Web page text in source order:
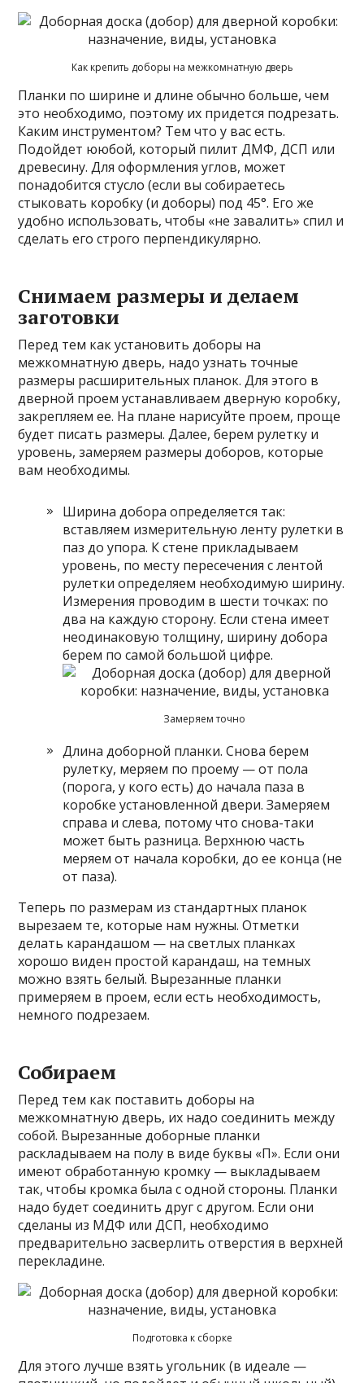
Как крепить доборы на межкомнатную дверь
Планки по ширине и длине обычно больше, чем
это необходимо, поэтому их придется подрезать.
Каким инструментом? Тем что у вас есть.
Подойдет ююбой, который пилит ДМФ, ДСП или
древесину. Для оформления углов, может
понадобится стусло (если вы собираетесь
стыковать коробку (и доборы) под 45°. Его же
удобно использовать, чтобы «не завалить» спил и
сделать его строго перпендикулярно.
Снимаем размеры и делаем
заготовки
Перед тем как установить доборы на
межкомнатную дверь, надо узнать точные
размеры расширительных планок. Для этого в
дверной проем устанавливаем дверную коробку,
закрепляем ее. На плане нарисуйте проем, проще
будет писать размеры. Далее, берем рулетку и
уровень, замеряем размеры доборов, которые
вам необходимы.
Ширина добора определяется так:
вставляем измерительную ленту рулетки в
паз до упора. К стене прикладываем
уровень, по месту пересечения с лентой
рулетки определяем необходимую ширину.
Измерения проводим в шести точках: по
два на каждую сторону. Если стена имеет
неодинаковую толщину, ширину добора
берем по самой большой цифре.
Замеряем точно
Длина доборной планки. Снова берем
рулетку, меряем по проему — от пола
(порога, у кого есть) до начала паза в
коробке установленной двери. Замеряем
справа и слева, потому что снова-таки
может быть разница. Верхнюю часть
меряем от начала коробки, до ее конца (не
от паза).
Теперь по размерам из стандартных планок
вырезаем те, которые нам нужны. Отметки
делать карандашом — на светлых планках
хорошо виден простой карандаш, на темных
можно взять белый. Вырезанные планки
примеряем в проем, если есть необходимость,
немного подрезаем.
Собираем
Перед тем как поставить доборы на
межкомнатную дверь, их надо соединить между
собой. Вырезанные доборные планки
раскладываем на полу в виде буквы «П». Если они
имеют обработанную кромку — выкладываем
так, чтобы кромка была с одной стороны. Планки
надо будет соединить друг с другом. Если они
сделаны из МДФ или ДСП, необходимо
предварительно засверлить отверстия в верхней
перекладине.
Подготовка к сборке
Для этого лучше взять угольник (в идеале —